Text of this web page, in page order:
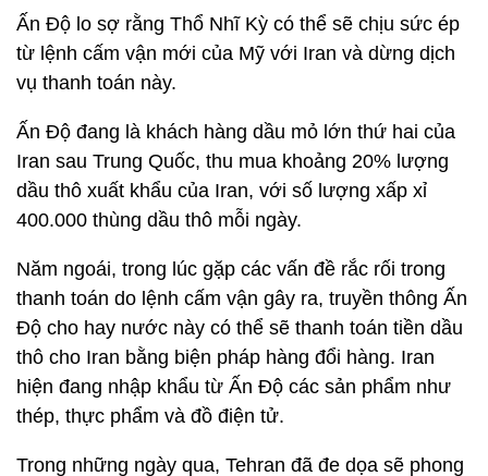
Ấn Độ lo sợ rằng Thổ Nhĩ Kỳ có thể sẽ chịu sức ép
từ lệnh cấm vận mới của Mỹ với Iran và dừng dịch
vụ thanh toán này.
Ấn Độ đang là khách hàng dầu mỏ lớn thứ hai của
Iran sau Trung Quốc, thu mua khoảng 20% lượng
dầu thô xuất khẩu của Iran, với số lượng xấp xỉ
400.000 thùng dầu thô mỗi ngày.
Năm ngoái, trong lúc gặp các vấn đề rắc rối trong
thanh toán do lệnh cấm vận gây ra, truyền thông Ấn
Độ cho hay nước này có thể sẽ thanh toán tiền dầu
thô cho Iran bằng biện pháp hàng đổi hàng. Iran
hiện đang nhập khẩu từ Ấn Độ các sản phẩm như
thép, thực phẩm và đồ điện tử.
Trong những ngày qua, Tehran đã đe dọa sẽ phong